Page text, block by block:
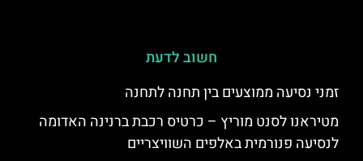
חשוב לדעת
זמני נסיעה ממוצעים בין תחנה לתחנה
מטיראנו לסנט מוריץ – כרטיס רכבת ברנינה האדומה
לנסיעה פנורמית באלפים השוויצריים